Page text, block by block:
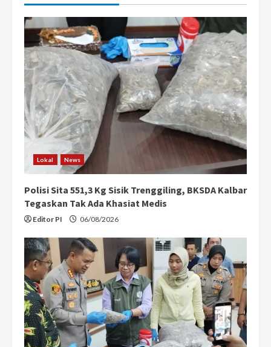
Lokal News
Polisi Sita 551,3 Kg Sisik Trenggiling, BKSDA Kalbar
Tegaskan Tak Ada Khasiat Medis
Editor PI 06/08/2026